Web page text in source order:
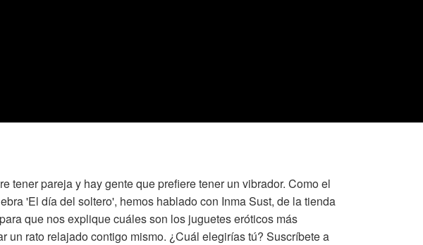
tener pareja y hay gente que prefiere tener un vibrador. Como el
'El día del soltero', hemos hablado con Inma Sust, de la tienda
que nos explique cuáles son los juguetes eróticos más
un rato relajado contigo mismo. ¿Cuál elegirías tú? Suscríbete a